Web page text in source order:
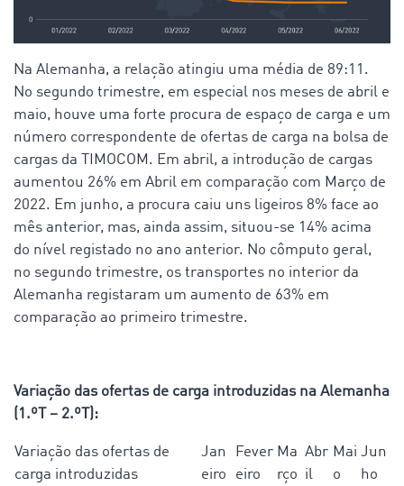
Na Alemanha, a relação atingiu uma média de 89:11.
No segundo trimestre, em especial nos meses de abril e
maio, houve uma forte procura de espaço de carga e um
número correspondente de ofertas de carga na bolsa de
cargas da TIMOCOM. Em abril, a introdução de cargas
aumentou 26% em Abril em comparação com Março de
2022. Em junho, a procura caiu uns ligeiros 8% face ao
mês anterior, mas, ainda assim, situou-se 14% acima
do nível registado no ano anterior. No cômputo geral,
no segundo trimestre, os transportes no interior da
Alemanha registaram um aumento de 63% em
comparação ao primeiro trimestre.
Variação das ofertas de carga introduzidas na Alemanha
(1.ºT – 2.ºT):
Variação das ofertas de
carga introduzidas
Jan
eiro
Fever
eiro
Ma
rço
Abr
il
Mai
o
Jun
ho